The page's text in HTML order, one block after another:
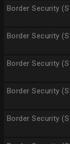
Border Security
Border Security
Border Security
Border Security
Border Security